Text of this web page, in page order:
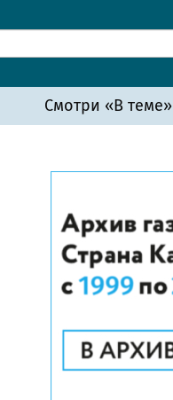
Смотри «В теме»